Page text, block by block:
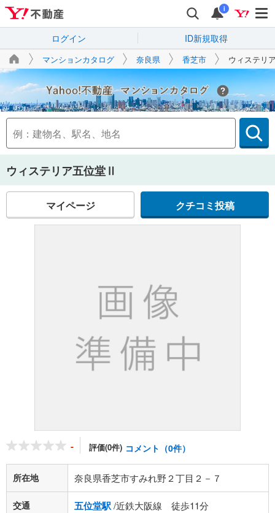
i
ログイン ID新規取得
マンションカタログ 奈良県 香芝市 ウィステリ
Yahoo!不動産
ウィステリア五位堂Ⅱ
マイページ クチコミ投稿
- 評価(0件) コメント（0件）
所在地 奈良県香芝市すみれ野２丁目２－７
交通 五位堂駅/近鉄大阪線 徒歩11分